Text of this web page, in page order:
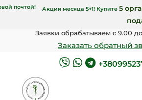
и от 7000 грн Новой почтой! Акция
Заявки обрабатываем с 9.00
Заказать обратный